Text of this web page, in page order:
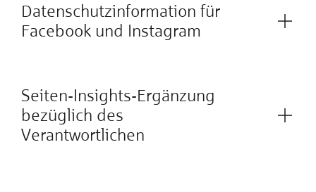
Datenschutzinformation für
Facebook und Instagram
Seiten-Insights-Ergänzung
bezüglich des
Verantwortlichen